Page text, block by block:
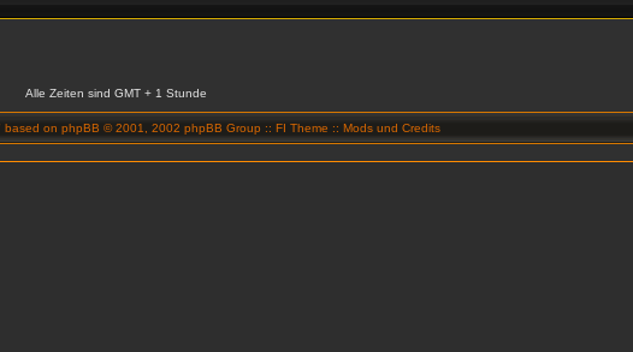
Alle Zeiten sind GMT + 1 Stunde
based on phpBB © 2001, 2002 phpBB Group :: FI Theme :: Mods und Credits